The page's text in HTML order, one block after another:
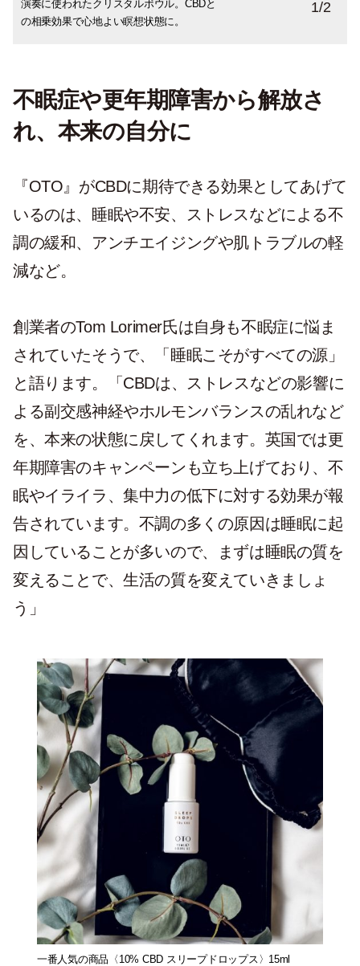
演奏に使われたクリスタルボウル。CBDと
の相乗効果で心地よい瞑想状態に。
CBDのエッセンスを入れたモクテルもいた
だきました。
1/2
不眠症や更年期障害から解放さ
れ、本来の自分に
『OTO』がCBDに期待できる効果としてあげて
いるのは、睡眠や不安、ストレスなどによる不
調の緩和、アンチエイジングや肌トラブルの軽
減など。
創業者のTom Lorimer氏は自身も不眠症に悩ま
されていたそうで、「睡眠こそがすべての源」
と語ります。「CBDは、ストレスなどの影響に
よる副交感神経やホルモンバランスの乱れなど
を、本来の状態に戻してくれます。英国では更
年期障害のキャンペーンも立ち上げており、不
眠やイライラ、集中力の低下に対する効果が報
告されています。不調の多くの原因は睡眠に起
因していることが多いので、まずは睡眠の質を
変えることで、生活の質を変えていきましょ
う」
一番人気の商品〈10% CBD スリープドロップス〉15ml